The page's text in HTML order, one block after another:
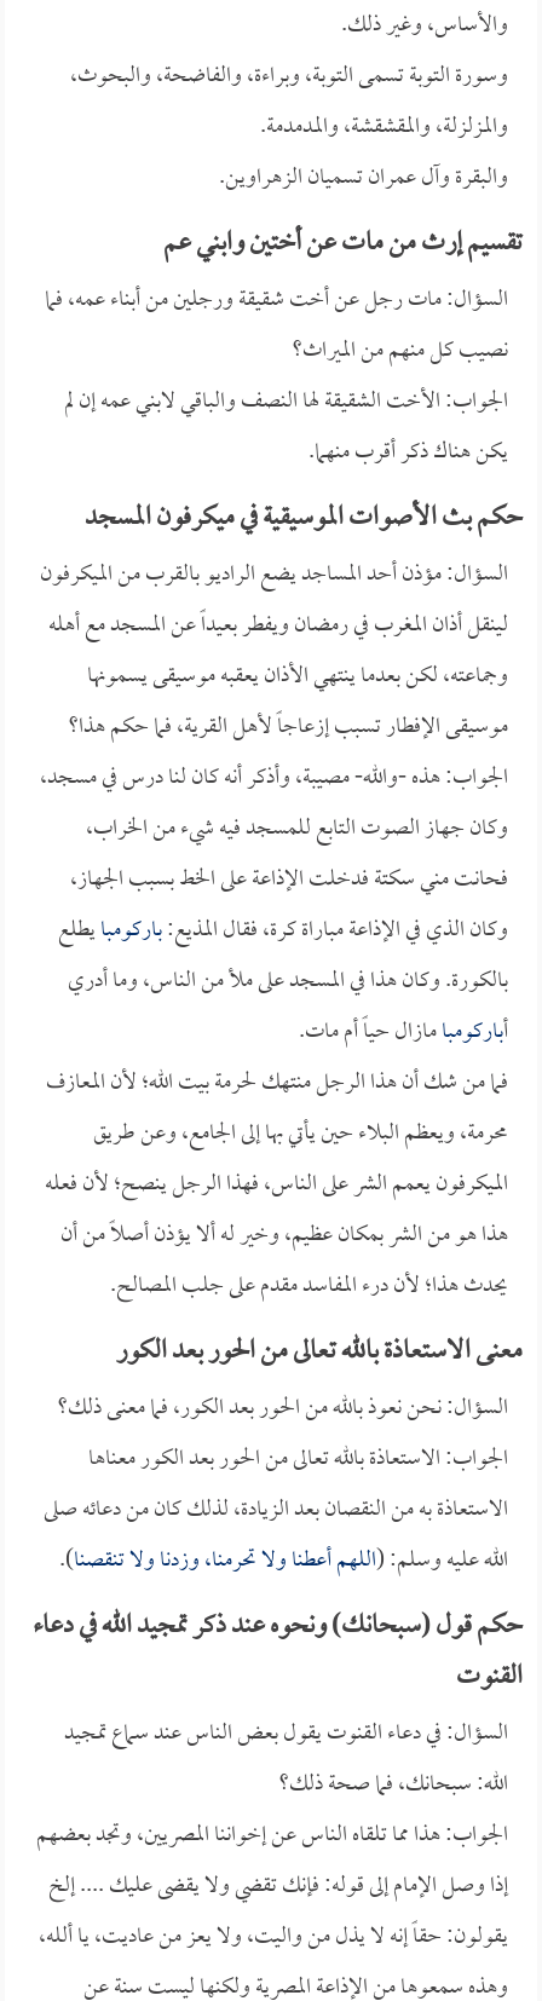
والأساس، وغير ذلك.
وسورة التوبة تسمى التوبة، وبراءة، والفاضحة، والبحوث،
والمزلزلة، والمقشقشة، والمدمدمة.
والبقرة وآل عمران تسميان الزهراوين.
تقسيم إرث من مات عن أختين وابني عم
السؤال: مات رجل عن أخت شقيقة ورجلين من أبناء عمه، فما
نصيب كل منهم من الميراث؟
الجواب: الأخت الشقيقة لها النصف والباقي لابني عمه إن لم
يكن هناك ذكر أقرب منهما.
حكم بث الأصوات الموسيقية في ميكرفون المسجد
السؤال: مؤذن أحد المساجد يضع الراديو بالقرب من الميكرفون
لينقل أذان المغرب في رمضان ويفطر بعيداً عن المسجد مع أهله
وجماعته، لكن بعدما ينتهي الأذان يعقبه موسيقى يسمونها
موسيقى الإفطار تسبب إزعاجاً لأهل القرية، فما حكم هذا؟
الجواب: هذه -والله- مصيبة، وأذكر أنه كان لنا درس في مسجد،
وكان جهاز الصوت التابع للمسجد فيه شيء من الخراب،
فحانت مني سكتة فدخلت الإذاعة على الخط بسبب الجهاز،
وكان الذي في الإذاعة مباراة كرة، فقال المذيع:باركومبايطلع
بالكورة. وكان هذا في المسجد على ملأ من الناس، وما أدري
أباركومبامازال حياً أم مات.
فما من شك أن هذا الرجل منتهك لحرمة بيت الله؛ لأن المعازف
محرمة، ويعظم البلاء حين يأتي بها إلى الجامع، وعن طريق
الميكرفون يعمم الشر على الناس، فهذا الرجل ينصح؛ لأن فعله
هذا هو من الشر بمكان عظيم، وخير له ألا يؤذن أصلاً من أن
يحدث هذا؛ لأن درء المفاسد مقدم على جلب المصالح.
معنى الاستعاذة بالله تعالى من الحور بعد الكور
السؤال: نحن نعوذ بالله من الحور بعد الكور، فما معنى ذلك؟
الجواب: الاستعاذة بالله تعالى من الحور بعد الكور معناها
الاستعاذة به من النقصان بعد الزيادة، لذلك كان من دعائه صلى
الله عليه وسلم: (اللهم أعطنا ولا تحرمنا، وزدنا ولا تنقصنا).
حكم قول (سبحانك) ونحوه عند ذكر تمجيد الله في دعاء
القنوت
السؤال: في دعاء القنوت يقول بعض الناس عند سماع تمجيد
الله: سبحانك، فما صحة ذلك؟
الجواب: هذا مما تلقاه الناس عن إخواننا المصريين، وتجد بعضهم
إذا وصل الإمام إلى قوله: فإنك تقضي ولا يقضى عليك .... إلخ
يقولون: حقاً إنه لا يذل من واليت، ولا يعز من عاديت، يا ألله،
وهذه سمعوها من الإذاعة المصرية ولكنها ليست سنة عن